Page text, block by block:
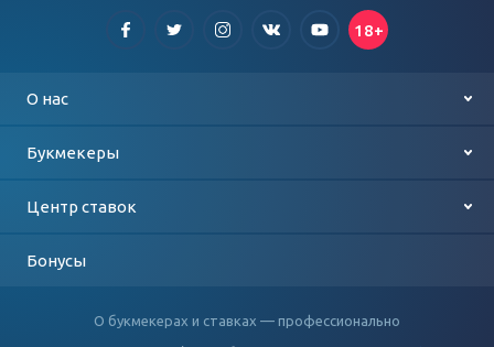
18+
О нас
Контакты
О проекте
Политика конфиденциальности
Букмекеры
Лучшие букмекеры
Выбор игроков
Центр ставок
Футбол
Бонусы
О букмекерах и ставках — профессионально